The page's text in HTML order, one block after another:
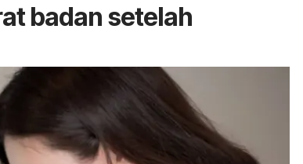
badan setelah